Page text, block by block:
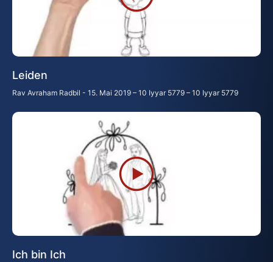
Leiden
Rav Avraham Radbil 15. Mai 2019 – 10 Iyyar 5779 – 10 Iyyar 5779
Ich bin Ich